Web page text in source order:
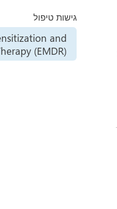
גישות טיפול
and
(EMDR)